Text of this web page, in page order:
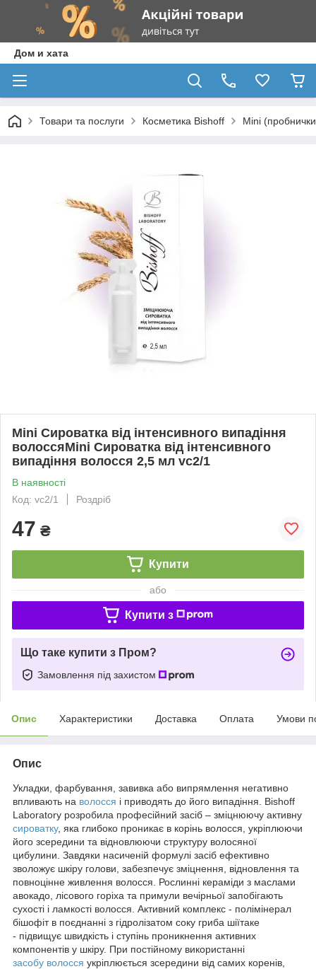
Дом и хата
Товари та послуги Косметика Bishoff Mini
Mini Сироватка від інтенсивного випадіння
волоссяMini Сироватка від інтенсивного
випадіння волосся 2,5 мл vc2/1
В наявності
Код: vc2/1
Роздріб
47 ₴
Купити
або
Купити з
Що таке купити з Пром?
Замовлення під захистом
Опис Характеристики Доставка Оплата Умови
Опис
Укладки, фарбування, завивка або випрямлення негативно
впливають на волосся і приводять до його випадіння. Bishoff
Laboratory розробила професійний засіб – зміцнюючу активну
сироватку, яка глибоко проникає в корінь волосся, укріплюючи
його зсередини та відновлюючи структуру волосяної
цибулини. Завдяки насиченій формулі засіб ефективно
зволожує шкіру голови, забезпечує зміцнення, відновлення та
повноцінне живлення волосся. Рослинні кераміди з маслами
авокадо, лісового горіха та примули вечірньої запобігають
сухості і ламкості волосся. Активний комплекс - полімінерал
бішофіт в поєднанні з гідролізатом соку гриба шіїтаке
- підвищує швидкість і ступінь проникнення активних
компонентів у шкіру. При постійному використанні
засобу волосся укріплюється зсередини від самих коренів,